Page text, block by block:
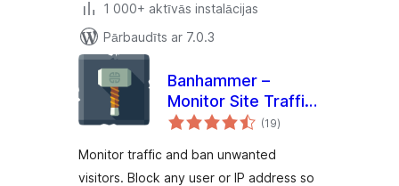
1 000+ aktīvās instalācijas
Pārbaudīts ar 7.0.3
Banhammer –
Monitor Site Traffic,
Block Bad Users
(19vērtējumu
kopsumma
)
Monitor traffic and ban unwanted
visitors. Block any user or IP address so